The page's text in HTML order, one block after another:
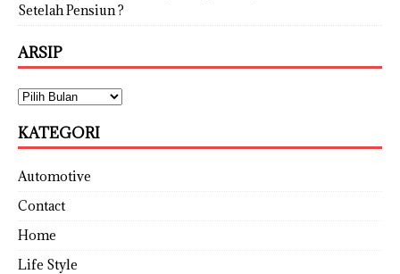
Setelah Pensiun ?
ARSIP
KATEGORI
Automotive
Contact
Home
Life Style